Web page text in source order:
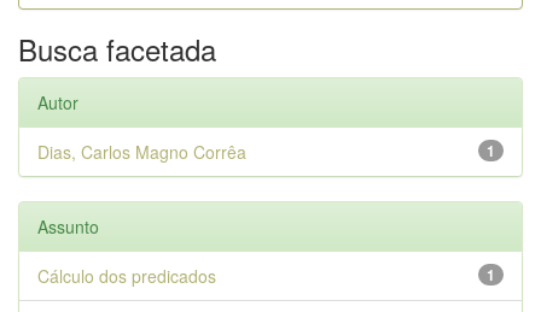
Busca facetada
Autor
1
Dias, Carlos Magno Corrêa
Assunto
1
Cálculo dos predicados